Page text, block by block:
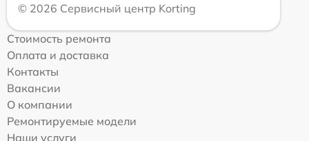
© 2026 Сервисный центр Korting
Стоимость ремонта
Оплата и доставка
Контакты
Вакансии
О компании
Ремонтируемые модели
Наши услуги